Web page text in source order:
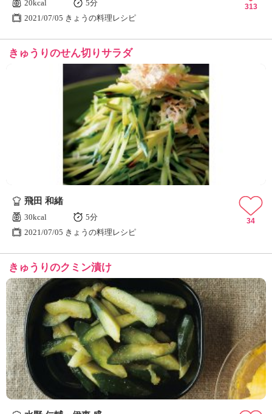
20kcal
5分
2021/07/05 きょうの料理レシピ
313
きゅうりのせん切りサラダ
飛田 和緒
30kcal
5分
2021/07/05 きょうの料理レシピ
34
きゅうりのクミン漬け